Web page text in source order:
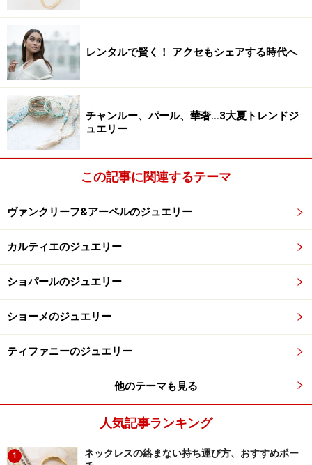
レンタルで賢く！ アクセもシェアする時代へ
チャンルー、パール、華奢…3大夏トレンドジ
ュエリー
この記事に関連するテーマ
ヴァンクリーフ&アーペルのジュエリー
カルティエのジュエリー
ショパールのジュエリー
ショーメのジュエリー
ティファニーのジュエリー
他のテーマも見る
人気記事ランキング
1
ネックレスの絡まない持ち運び方、おすすめポー